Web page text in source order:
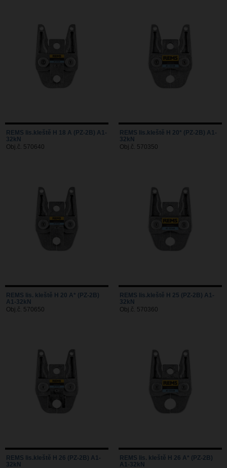
REMS lis.kleště H 18 A (PZ-2B) A1-
32kN
Obj.č. 570640
REMS lis.kleště H 20* (PZ-2B) A1-
32kN
Obj.č. 570350
REMS lis. kleště H 20 A* (PZ-2B)
A1-32kN
Obj.č. 570650
REMS lis.kleště H 25 (PZ-2B) A1-
32kN
Obj.č. 570360
REMS lis.kleště H 26 (PZ-2B) A1-
32kN
REMS lis. kleště H 26 A* (PZ-2B)
A1-32kN